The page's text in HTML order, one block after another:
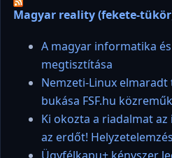
Magyar reality (fekete-
A magyar informatika
megtisztítása
Nemzeti-Linux
bukása FSF.hu
Ki okozta a riadalmat
az erdőt!